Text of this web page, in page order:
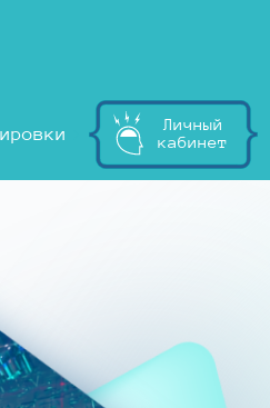
Личный
кабинет